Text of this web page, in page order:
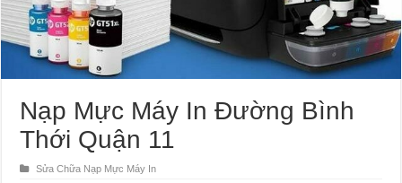
Nạp Mực Máy In Đường Bình
Thới Quận 11
Sửa Chữa Nạp Mực Máy In